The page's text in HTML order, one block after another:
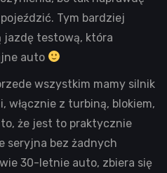
Tym bardziej
jazdę testową, która
auto
wszystkim mamy silnik
włącznie z turbiną, blokiem,
że jest to praktycznie
seryjna bez żadnych
30-letnie auto, zbiera się